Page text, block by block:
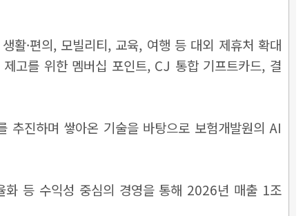
활·편의, 모빌리티, 교육, 여행 등 대외 제휴처 확대
를 위한 멤버십 포인트, CJ 통합 기프트카드, 결
추진하며 쌓아온 기술을 바탕으로 보험개발원의 AI
화 등 수익성 중심의 경영을 통해 2026년 매출 1조